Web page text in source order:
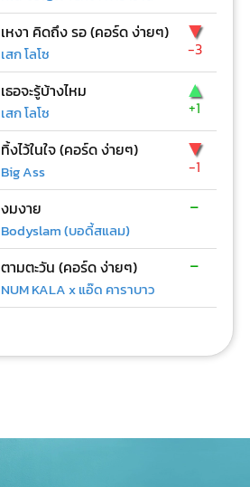
เหงา คิดถึง รอ (คอร์ด ง่ายๆ)
เสก โลโซ
▼
-3
เธอจะรู้บ้างไหม
เสก โลโซ
▲
+1
ทิ้งไว้ในใจ (คอร์ด ง่ายๆ)
Big Ass
▼
-1
งมงาย
Bodyslam (บอดี้สแลม)
-
ตามตะวัน (คอร์ด ง่ายๆ)
NUM KALA x แอ๊ด คาราบาว
-